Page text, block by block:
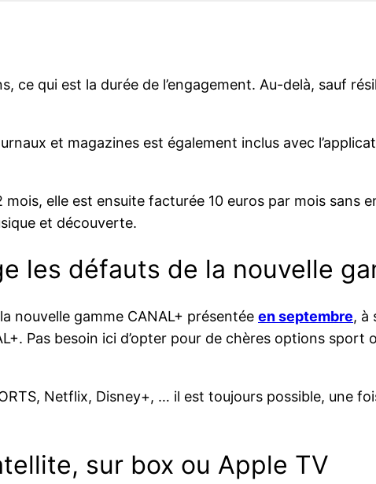
ce qui est la durée de l’engagement. Au-delà, sauf
et magazines est également inclus avec
elle est ensuite facturée 10 euros par mois sans
et découverte.
les défauts de la nouvelle
nouvelle gamme CANAL+ présentée en septembre, à
Pas besoin ici d’opter pour de chères options
Netflix, Disney+, … il est toujours possible, une
sur box ou Apple TV